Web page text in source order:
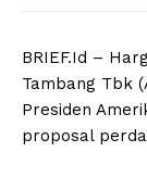
BRIEF.Id –
Tambang Tbk
Presiden
proposal